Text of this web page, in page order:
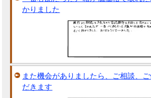
かりました
また機会がありましたら、ご相談、
だきます